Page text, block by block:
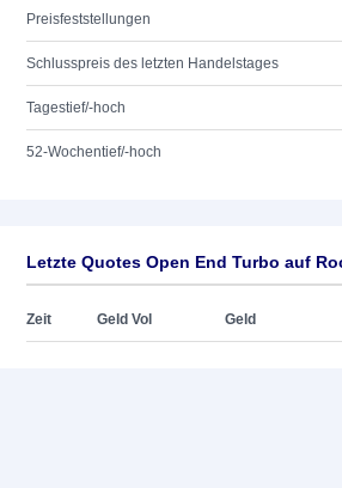
Preisfeststellungen
Schlusspreis des letzten Handelstages
Tagestief/-hoch
52-Wochentief/-hoch
Letzte Quotes Open End Turbo auf
Zeit Geld Vol Geld